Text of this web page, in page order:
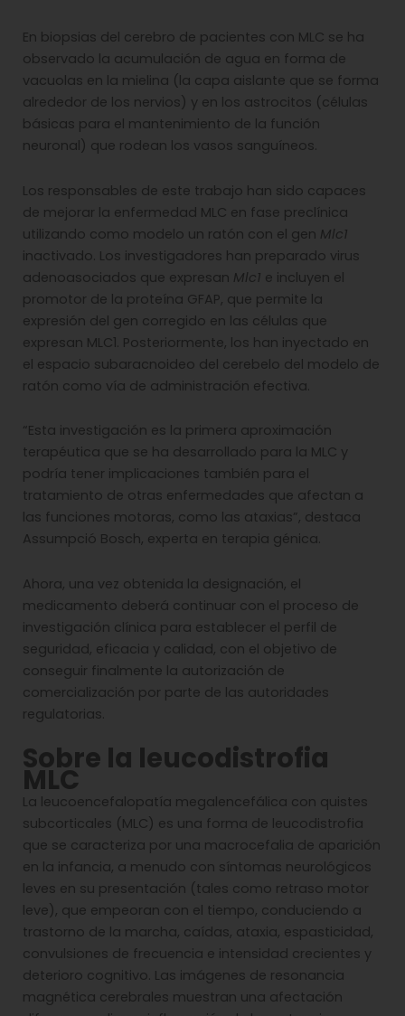
En biopsias del cerebro de pacientes con MLC se ha
observado la acumulación de agua en forma de
vacuolas en la mielina (la capa aislante que se forma
alrededor de los nervios) y en los astrocitos (células
básicas para el mantenimiento de la función
neuronal) que rodean los vasos sanguíneos.
Los responsables de este trabajo han sido capaces
de mejorar la enfermedad MLC en fase preclínica
utilizando como modelo un ratón con el gen Mlc1
inactivado. Los investigadores han preparado virus
adenoasociados que expresan Mlc1 e incluyen el
promotor de la proteína GFAP, que permite la
expresión del gen corregido en las células que
expresan MLC1. Posteriormente, los han inyectado en
el espacio subaracnoideo del cerebelo del modelo de
ratón como vía de administración efectiva.
“Esta investigación es la primera aproximación
terapéutica que se ha desarrollado para la MLC y
podría tener implicaciones también para el
tratamiento de otras enfermedades que afectan a
las funciones motoras, como las ataxias”, destaca
Assumpció Bosch, experta en terapia génica.
Ahora, una vez obtenida la designación, el
medicamento deberá continuar con el proceso de
investigación clínica para establecer el perfil de
seguridad, eficacia y calidad, con el objetivo de
conseguir finalmente la autorización de
comercialización por parte de las autoridades
regulatorias.
Sobre la leucodistrofia
MLC
La leucoencefalopatía megalencefálica con quistes
subcorticales (MLC) es una forma de leucodistrofia
que se caracteriza por una macrocefalia de aparición
en la infancia, a menudo con síntomas neurológicos
leves en su presentación (tales como retraso motor
leve), que empeoran con el tiempo, conduciendo a
trastorno de la marcha, caídas, ataxia, espasticidad,
convulsiones de frecuencia e intensidad crecientes y
deterioro cognitivo. Las imágenes de resonancia
magnética cerebrales muestran una afectación